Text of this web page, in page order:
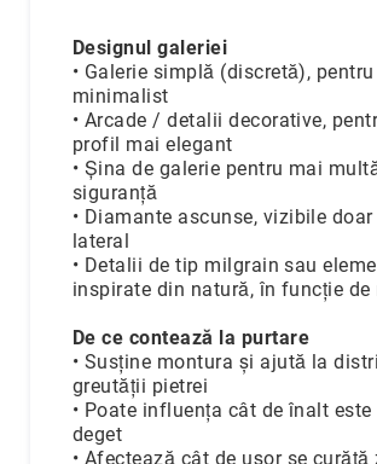
Designul galeriei
• Galerie simplă (discretă),
minimalist
• Arcade / detalii decorative,
profil mai elegant
• Șina de galerie pentru mai
siguranță
• Diamante ascunse, vizibile doar
lateral
• Detalii de tip milgrain sau
inspirate din natură, în funcție de
De ce contează la purtare
• Susține montura și ajută la
greutății pietrei
• Poate influența cât de înalt
deget
• Afectează cât de ușor se curăță